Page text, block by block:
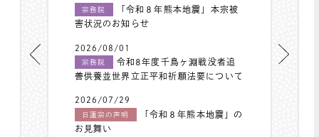
宗務院
「令和８年熊本地震」本宗被
害状況のお知らせ
2026/08/01
宗務院
令和8年度千鳥ヶ淵戦没者追
善供養並世界立正平和祈願法要について
2026/07/29
日蓮宗の声明
「令和８年熊本地震」の
お見舞い